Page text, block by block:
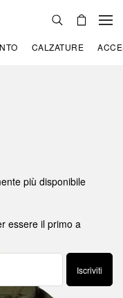
CALZATURE
più disponibile
essere il primo a
Iscriviti